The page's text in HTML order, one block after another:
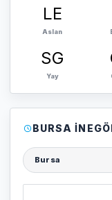
LE
Aslan
SG
Yay
BURSA
Şehir seçin